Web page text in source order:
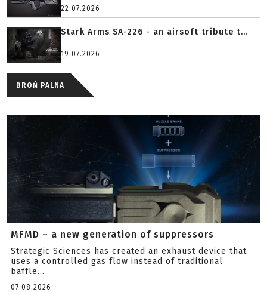
22.07.2026
Stark Arms SA-226 - an airsoft tribute t...
19.07.2026
BROŃ PALNA
MFMD – a new generation of suppressors
Strategic Sciences has created an exhaust device that
uses a controlled gas flow instead of traditional
baffle...
07.08.2026